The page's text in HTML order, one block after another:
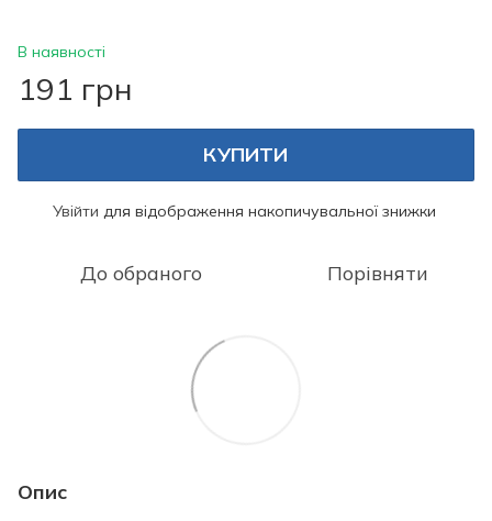
В наявності
191 грн
КУПИТИ
Увійти для відображення накопичувальної знижки
До обраного Порівняти
Опис